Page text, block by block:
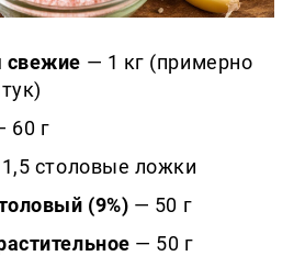
свежие — 1 кг (примерно
60 г
столовые ложки
(9%) — 50 г
— 50 г